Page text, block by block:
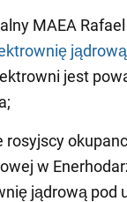
MAEA
jest
rosyjscy
w
jądrową pod